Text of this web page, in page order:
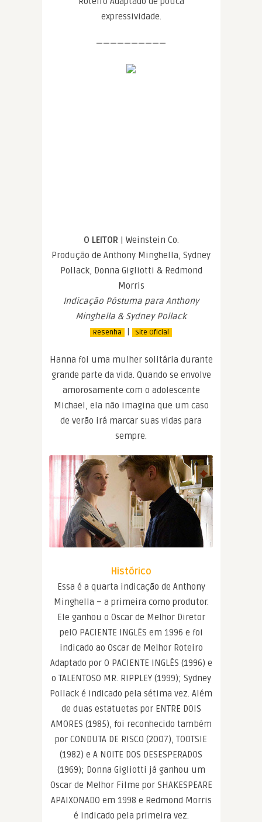
expressividade.
——————————
O LEITOR | Weinstein Co.
Produção de Anthony Minghella, Sydney
Pollack, Donna Gigliotti & Redmond
Morris
Indicação Póstuma para Anthony
Minghella & Sydney Pollack
Resenha | Site Oficial
Hanna foi uma mulher solitária durante
grande parte da vida. Quando se envolve
amorosamente com o adolescente
Michael, ela não imagina que um caso
de verão irá marcar suas vidas para
sempre.
Histórico
Essa é a quarta indicação de Anthony
Minghella – a primeira como produtor.
Ele ganhou o Oscar de Melhor Diretor
pelO PACIENTE INGLÊS em 1996 e foi
indicado ao Oscar de Melhor Roteiro
Adaptado por O PACIENTE INGLÊS (1996) e
o TALENTOSO MR. RIPPLEY (1999); Sydney
Pollack é indicado pela sétima vez. Além
de duas estatuetas por ENTRE DOIS
AMORES (1985), foi reconhecido também
por CONDUTA DE RISCO (2007), TOOTSIE
(1982) e A NOITE DOS DESESPERADOS
(1969); Donna Gigliotti já ganhou um
Oscar de Melhor Filme por SHAKESPEARE
APAIXONADO em 1998 e Redmond Morris
é indicado pela primeira vez.